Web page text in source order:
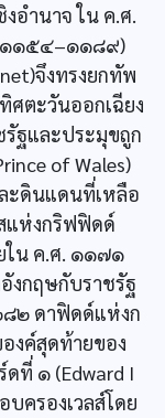
อำนาจ ใน ค.ศ.
๑๑๕๔–๑๑๘๙)
จึงทรงยกทัพ
ตะวันออกเฉียง
ฐและประมุขถูก
of Wales)
ละดินแดนที่เหลือ
แห่งกริฟฟิดด์
ใน ค.ศ. ๑๑๗๑
งกฤษกับราชรัฐ
๘๒ ดาฟิดด์แห่งก
งค์สุดท้ายของ
ดที่ ๑ (Edward I
ครองเวลส์โดย